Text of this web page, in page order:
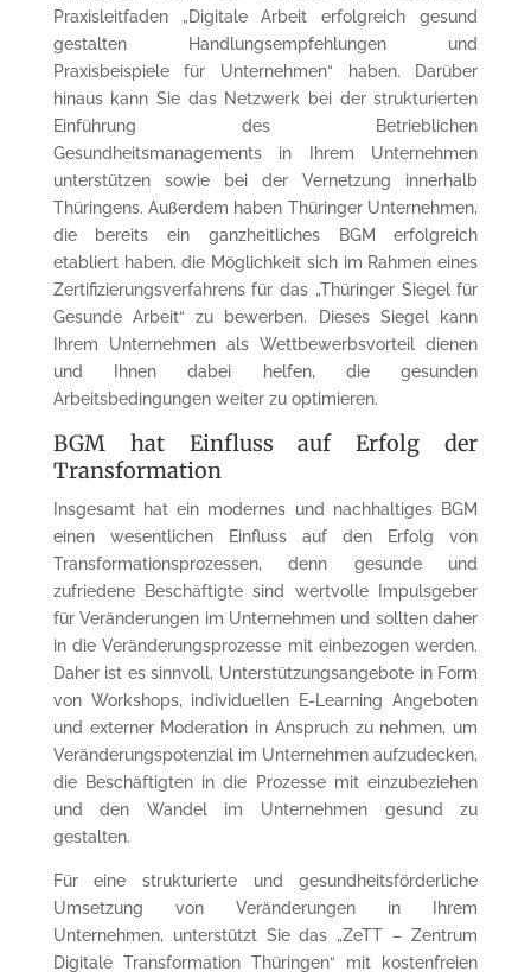
Praxisleitfaden „Digitale Arbeit erfolgreich gesund
gestalten Handlungsempfehlungen und
Praxisbeispiele für Unternehmen“ haben. Darüber
hinaus kann Sie das Netzwerk bei der strukturierten
Einführung des Betrieblichen
Gesundheitsmanagements in Ihrem Unternehmen
unterstützen sowie bei der Vernetzung innerhalb
Thüringens. Außerdem haben Thüringer Unternehmen,
die bereits ein ganzheitliches BGM erfolgreich
etabliert haben, die Möglichkeit sich im Rahmen eines
Zertifizierungsverfahrens für das „Thüringer Siegel für
Gesunde Arbeit“ zu bewerben. Dieses Siegel kann
Ihrem Unternehmen als Wettbewerbsvorteil dienen
und Ihnen dabei helfen, die gesunden
Arbeitsbedingungen weiter zu optimieren.
BGM hat Einfluss auf Erfolg der
Transformation
Insgesamt hat ein modernes und nachhaltiges BGM
einen wesentlichen Einfluss auf den Erfolg von
Transformationsprozessen, denn gesunde und
zufriedene Beschäftigte sind wertvolle Impulsgeber
für Veränderungen im Unternehmen und sollten daher
in die Veränderungsprozesse mit einbezogen werden.
Daher ist es sinnvoll, Unterstützungsangebote in Form
von Workshops, individuellen E-Learning Angeboten
und externer Moderation in Anspruch zu nehmen, um
Veränderungspotenzial im Unternehmen aufzudecken,
die Beschäftigten in die Prozesse mit einzubeziehen
und den Wandel im Unternehmen gesund zu
gestalten.
Für eine strukturierte und gesundheitsförderliche
Umsetzung von Veränderungen in Ihrem
Unternehmen, unterstützt Sie das „ZeTT – Zentrum
Digitale Transformation Thüringen“ mit kostenfreien